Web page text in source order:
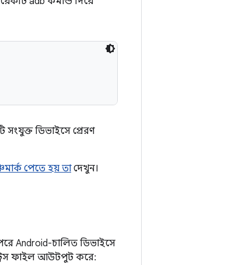
ডিভাইসে প্রেরণ
পেতে হয় তাদেখুন।
Android-চালিত ডিভাইসে
ফাইল আউটপুট করে: